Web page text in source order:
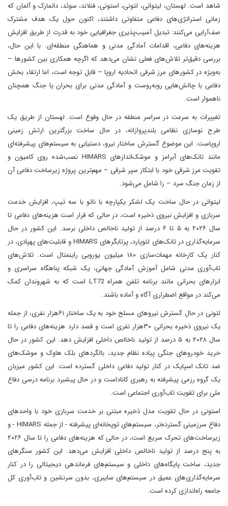
شاهد است. لهستان، لیتوانی، لتونی، استونی، فنلاند، سوئد، دانمارک و آلمان که
زمانی استراتژی‌های دفاعی متفاوتی داشتند، اکنون حول یک هدف مشترک
صف‌آرایی می‌کنند: تبدیل آسیب‌پذیری جغرافیایی خود به قدرت از طریق افزایش
هزینه‌های دفاعی، اقدامات آمادگی مدنی و هماهنگی منطقه‌ای. با این حال،
بررسی دقیق‌تر تلاش‌های فعلی نشان می‌دهد که اگرچه همکاری بین کشورها –
به‌ویژه در کشورهای مرز شرقی اتحادیه اروپا – قابل توجه است، اما ارتقاء بخش
دفاعی با چالش‌هایی روبه‌روست و آمادگی مدنی برای بحران یا جنگ همچنان
ناهموار است.
تغییرات به سرعت در سراسر منطقه در حال وقوع است. لهستان از طریق یک
طرح نوسازی نظامی بلندپروازانه، در حال ساخت بزرگترین ارتش زمینی
اروپاست. این موضوع گسترش ساختار نیرو، دستیابی به سیستم‌های پیشرفته‌ای
مانند تانک‌های آبرامز و موشک‌اندازهای HIMARS نصب‌شده روی کامیون و
تقویت مرز شرقی خود با ابتکار سپر شرقی – مهم‌ترین پروژه زیرساخت دفاعی آن
از زمان جنگ سرد – را شامل می‌شود.
لیتوانی در حال ساخت یک لشکر یکپارچه با ناتو با سه تیپ، افزایش خدمت
سربازی و افزایش نیروی ذخیره است، در حالی که قرار است هزینه‌های دفاعی تا
سال ۲۰۲۶ به ۵ تا ۶ درصد از تولید ناخالص داخلی برسد. این کشور در حال
سرمایه‌گذاری در تانک‌های لئوپارد، پرتابگرهای HIMARS و قابلیت‌های پهپادی، در
کنار یک کارخانه مهمات‌سازی ۱۸۰ میلیون یورویی راینمتال است. تلاش‌های
تاب‌آوری مدنی شامل آموزش آمادگی جهانی، یک شبکه پناهگاه سراسری و
ابزارهای بحرانی مانند برنامه تلفن همراه LT72 است که به شهروندان کمک
می‌کند در مواقع اضطراری آگاه و آماده باشند.
لتونی در حال گسترش نیروهای مسلح خود به یک ساختار ۶۱هزار نفری، از جمله
یک نیروی ذخیره بحرانی ۳۰هزار نفری است و قصد دارد هزینه‌های دفاعی را تا
سال ۲۰۲۸ به ۵ درصد از تولید ناخالص داخلی افزایش دهد. این کشور در حال
خرید خودروهای جنگی پیاده نظام جدید، بالگردهای بلک هاوک و موشک‌های
ضد تانک اسپایک در کنار تولید دفاعی داخلی گسترده است. این کشور میزبان
یک گروه رزمی پیشرفته به رهبری کاناداست و در حال پیشبرد برنامه درسی دفاع
ملی برای تقویت تاب‌آوری اجتماعی است.
استونی در حال تقویت مدل ذخیره مبتنی بر خدمت سربازی خود با واحدهای
دفاع سرزمینی گسترده‌تر، سیستم‌های توپخانه‌ای پیشرفته - از جمله HIMARS - و
زیرساخت‌های تحرک سریع است، در حالی که هزینه‌های دفاعی را تا سال ۲۰۲۶
به پنج درصد از تولید ناخالص داخلی افزایش می‌دهد. این کشور سنگرهای
جدید، ساخت پایگاه‌های داخلی و سیستم‌های فرماندهی دیجیتالی را در کنار
سرمایه‌گذاری‌های عمیق در سیستم‌های سایبری، بدون سرنشین و تاب‌آوری کل
جامعه راه‌اندازی کرده است.